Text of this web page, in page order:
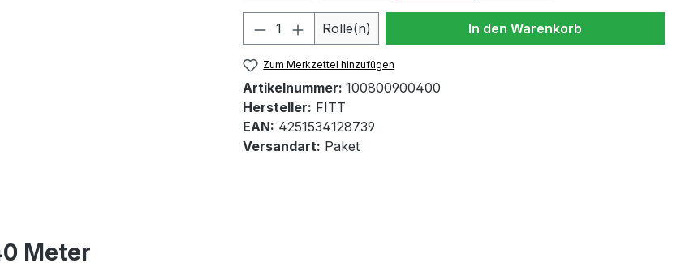
Produkt Anzahl: Gib den gewünschten Wert
Rolle(n) In den Warenkorb
Zum Merkzettel hinzufügen
Artikelnummer: 100800900400
Hersteller: FITT
EAN: 4251534128739
Versandart: Paket
Meter